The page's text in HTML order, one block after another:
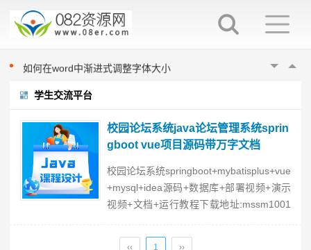
如何在word中指定位置输入文字
如何在word中渐进式调整字体大小
如何在word中指定位置输入文字
如何在word中进行英文大小写切换
如何在word中渐进式调整字体大小
在word中换行与换段的区别
word填表时如何避免表项向后移动
学生交流平台
校园论坛系统java论坛管理系统sprin
gboot vue项目源码带万字文档
校园论坛系统springboot+mybatisplus+vue
+mysql+idea源码+数据库+部署视频+演示
视频+文档+运行教程下载地址:mssm1001
‹‹ 1 ››